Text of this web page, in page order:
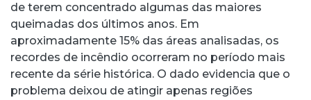
de terem concentrado algumas das maiores
queimadas dos últimos anos. Em
aproximadamente 15% das áreas analisadas, os
recordes de incêndio ocorreram no período mais
recente da série histórica. O dado evidencia que o
problema deixou de atingir apenas regiões